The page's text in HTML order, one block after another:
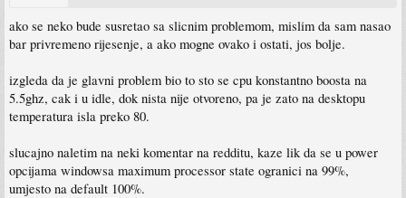
ako se neko bude susretao sa slicnim problemom, mislim da sam nasao
bar privremeno rijesenje, a ako mogne ovako i ostati, jos bolje.
izgleda da je glavni problem bio to sto se cpu konstantno boosta na
5.5ghz, cak i u idle, dok nista nije otvoreno, pa je zato na desktopu
temperatura isla preko 80.
slucajno naletim na neki komentar na redditu, kaze lik da se u power
opcijama windowsa maximum processor state ogranici na 99%,
umjesto na default 100%.